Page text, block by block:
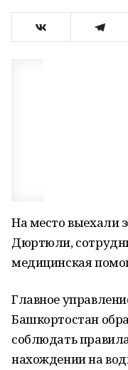
На место выехали
Дюртюли,
медицинская
Главное
Башкортостан
соблюдать
нахождении на